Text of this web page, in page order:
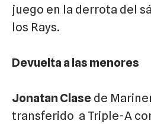
juego en la derrota del
los Rays.
Devuelta a las menores
Jonatan Clase de
transferido a Triple-A